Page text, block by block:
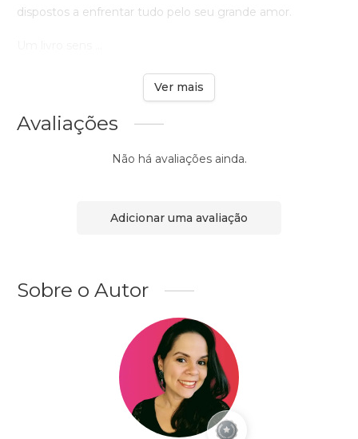
dispostos a enfrentar tudo pelo seu grande amor.
Ver mais
Avaliações
Não há avaliações ainda.
Adicionar uma avaliação
Sobre o Autor